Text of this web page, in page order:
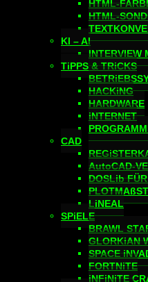
HTML-
HTML-
KI – AI
INTERVIEW
TiPPS & TRiCKS
HACKiNG
HARDWARE
iNTERNET
CAD
AutoCAD-
DOSLib
LiNEAL
SPiELE
BRAWL
GLORKiAN
SPACE
FORTNiTE
iNFiNiTE